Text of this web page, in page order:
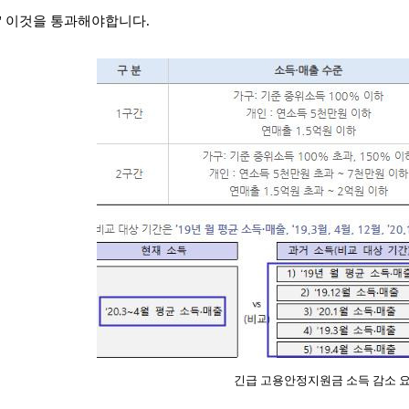
이것을 통과해야합니다.
긴급 고용안정지원금 소득 감소